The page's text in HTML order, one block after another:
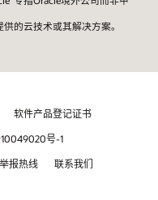
的云技术或其解决方案。
软件产品登记证书
号-1
举报热线 联系我们